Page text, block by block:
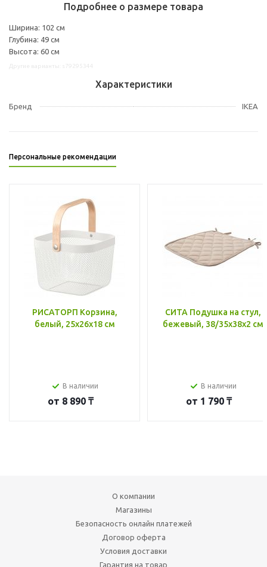
Подробнее о размере товара
Ширина: 102 см
Глубина: 49 см
Высота: 60 см
Характеристики
Бренд IKEA
Персональные рекомендации
РИСАТОРП Корзина,
белый, 25x26x18 см
В наличии
от 8 890 ₸
СИТА Подушка на стул,
бежевый, 38/35x38x2 см
В наличии
от 1 790 ₸
О компании
Магазины
Безопасность онлайн платежей
Договор оферта
Условия доставки
Гарантия на товар